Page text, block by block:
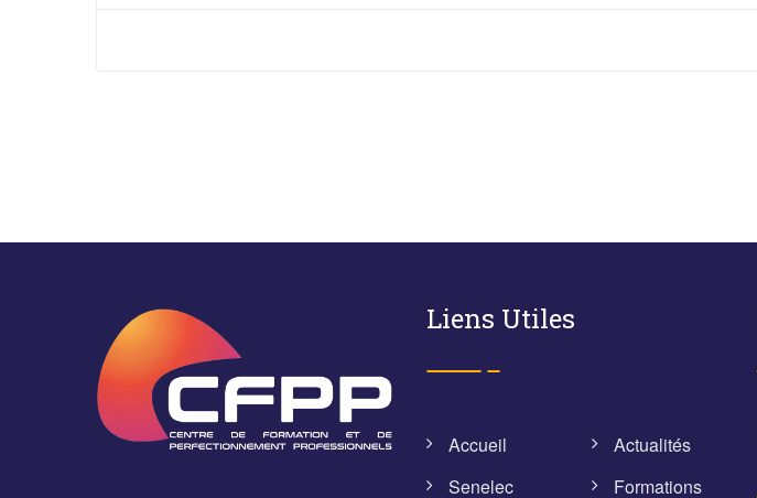
Liens Utiles
Accueil
Senelec
Actualités
Formations